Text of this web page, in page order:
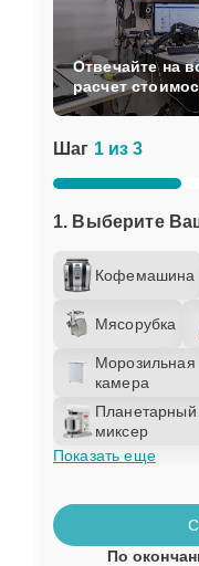
Шаг 1 из 3
1. Выберите
Кофемашина
Мясорубка
Морозильная
камера
Планетарный
миксер
Показать еще
Отвечайте на
расчет
По